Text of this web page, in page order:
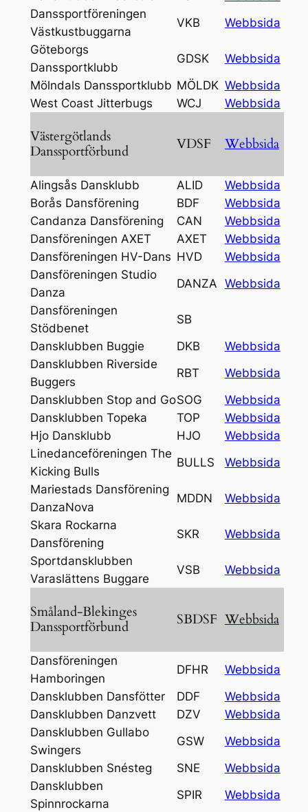
Danssportföreningen
Västkustbuggarna
VKB
Webbsida
Göteborgs
Danssportklubb
GDSK
Webbsida
Mölndals Danssportklubb MÖLDK Webbsida
West Coast Jitterbugs
WCJ Webbsida
Västergötlands
Danssportförbund
VDSF Webbsida
Alingsås Dansklubb ALID
Webbsida
Borås Dansförening
BDF
Webbsida
Candanza Dansförening
CAN
Webbsida
Dansföreningen AXET
AXET
Webbsida
Dansföreningen HV-Dans HVD
Webbsida
Dansföreningen Studio
Danza
DANZA Webbsida
Dansföreningen
Stödbenet
SB
Dansklubben Buggie
DKB
Webbsida
Dansklubben Riverside
Buggers
RBT
Webbsida
Dansklubben Stop and GoSOG
Webbsida
Dansklubben Topeka
TOP
Webbsida
Hjo Dansklubb
HJO
Webbsida
Linedanceföreningen The
Kicking Bulls
BULLS
Webbsida
Mariestads Dansförening
DanzaNova
MDDN
Webbsida
Skara Rockarna
Dansförening
SKR
Webbsida
Sportdansklubben
Varaslättens Buggare
VSB Webbsida
Småland-Blekinges
Danssportförbund
SBDSF Webbsida
Dansföreningen
Hamboringen
DFHR
Webbsida
Dansklubben Dansfötter
DDF
Webbsida
Dansklubben Danzvett
DZV
Webbsida
Dansklubben Gullabo
Swingers
GSW
Webbsida
Dansklubben Snésteg
SNE
Webbsida
Dansklubben
Spinnrockarna
SPIR
Webbsida